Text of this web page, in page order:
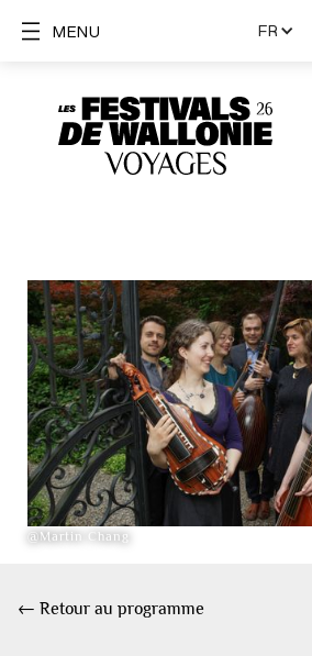
FR
MENU
@Martin Chang
← Retour au programme